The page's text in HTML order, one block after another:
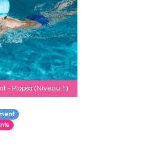
- Plopsa (Niveau 1)